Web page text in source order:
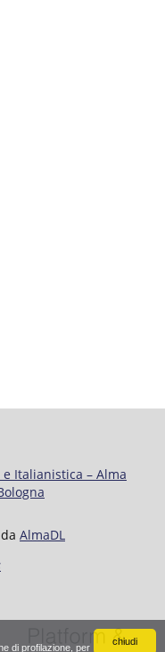
chiudi
di profilazione, per
Italianistica – Alma
AlmaDL